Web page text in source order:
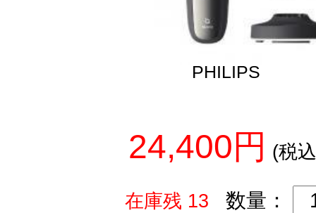
PHILIPS
24,400円 (税
在庫残 13 数量：